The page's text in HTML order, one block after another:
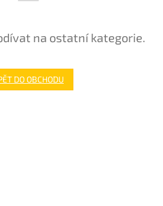
na ostatní kategorie.
DO OBCHODU